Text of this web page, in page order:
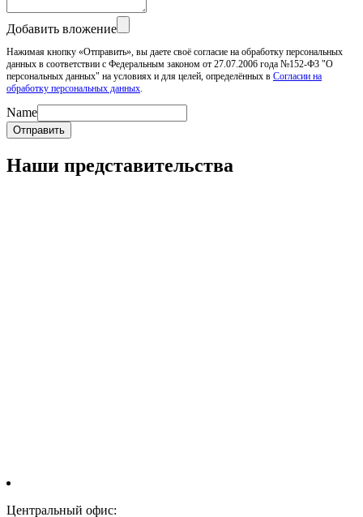
Добавить вложение
Нажимая кнопку «Отправить», вы даете своё согласие на обработку персональных
данных в соответствии с Федеральным законом от 27.07.2006 года №152-Ф3 "О
персональных данных" на условиях и для целей, определённых в Согласии на
обработку персональных данных
Name
Отправить
Наши представительства
Центральный офис: